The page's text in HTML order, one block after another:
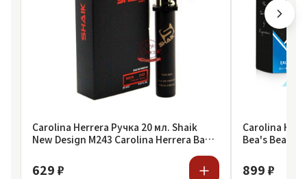
Carolina Herrera Ручка 20 мл. Shaik
New Design M243 Carolina Herrera Bad
629 ₽
Carolina
Bea's Beauty
899 ₽